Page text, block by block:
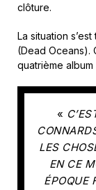
clôture.
La situation
(Dead Oceans).
quatrième
«
LES
EN CE
ÉPOQUE